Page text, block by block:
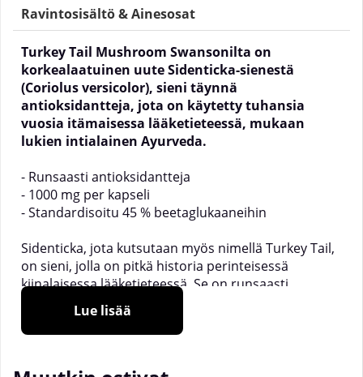
Ravintosisältö & Ainesosat
Turkey Tail Mushroom Swansonilta on
korkealaatuinen uute Sidenticka-sienestä
(Coriolus versicolor), sieni täynnä
antioksidantteja, jota on käytetty tuhansia
vuosia itämaisessa lääketieteessä, mukaan
lukien intialainen Ayurveda.
- Runsaasti antioksidantteja
- 1000 mg per kapseli
- Standardisoitu 45 % beetaglukaaneihin
Sidenticka, jota kutsutaan myös nimellä Turkey Tail,
on sieni, jolla on pitkä historia perinteisessä
kiinalaisessa lääketieteessä. Se on runsaasti
antioksidantteja,Polysakkaridipeptidejä (PSP) ja
Polysakkaridi-K (PSK), jotka ovat proteiineihin
sitoutuneita polysakkarideja.
Swansonin Sidenticka-uute on standardoitu 45 %
Lue lisää